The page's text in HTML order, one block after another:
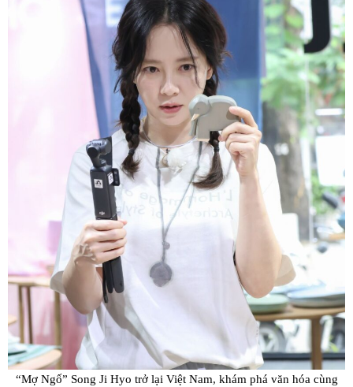
“Mợ Ngố” Song Ji Hyo trở lại Việt Nam, khám phá văn hóa cùng